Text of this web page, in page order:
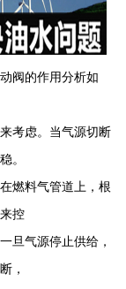
阀的作用分析如
考虑。当气源切断
。
燃料气管道上，根
控
旦气源停止供给，
，